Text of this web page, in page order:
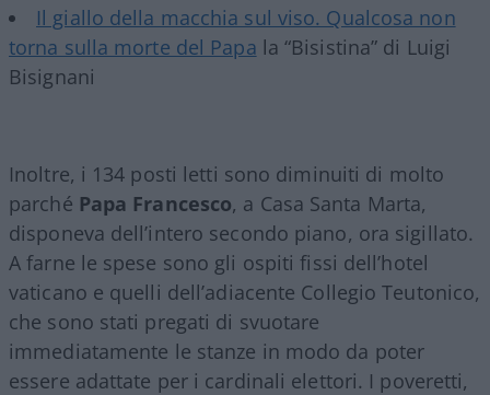
Il giallo della macchia sul viso. Qualcosa non
torna sulla morte del Papa la “Bisistina” di Luigi
Bisignani
Inoltre, i 134 posti letti sono diminuiti di molto
parché Papa Francesco, a Casa Santa Marta,
disponeva dell’intero secondo piano, ora sigillato.
A farne le spese sono gli ospiti fissi dell’hotel
vaticano e quelli dell’adiacente Collegio Teutonico,
che sono stati pregati di svuotare
immediatamente le stanze in modo da poter
essere adattate per i cardinali elettori. I poveretti,